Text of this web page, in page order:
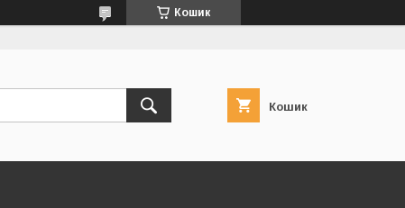
Кошик
Кошик